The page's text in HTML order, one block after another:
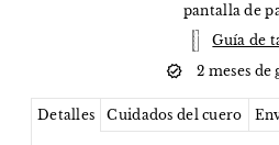
pantalla de
Guía de
2 meses de
Detalles Cuidados del cuero